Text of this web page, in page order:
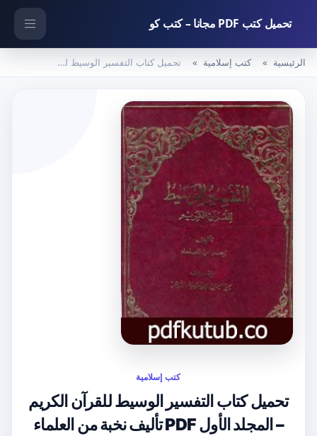
تحميل كتب PDF مجانا – كتب كو
الرئيسية كتب إسلامية تحميل كتاب التفسير الوسيط للقرآن الكريم – المجلد الأول PDF تأليف نخبة من العلماء مجانا [كامل]
كتب إسلامية
تحميل كتاب التفسير الوسيط للقرآن الكريم
– المجلد الأول PDF تأليف نخبة من العلماء